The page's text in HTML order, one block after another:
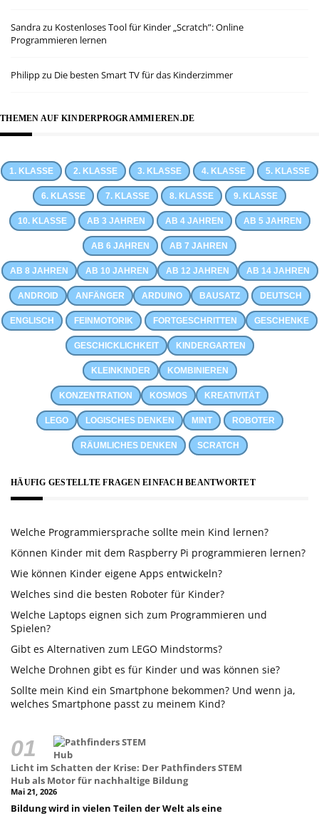
Sandrazu Kostenloses Tool für Kinder „Scratch”: Online
Programmieren lernen
Philippzu Die besten Smart TV für das Kinderzimmer
THEMEN AUF KINDERPROGRAMMIEREN.DE
1. KLASSE 2. KLASSE 3. KLASSE 4. KLASSE 5. KLASSE
6. KLASSE 7. KLASSE 8. KLASSE 9. KLASSE
10. KLASSE AB 3 JAHREN AB 4 JAHREN AB 5 JAHREN
AB 6 JAHREN AB 7 JAHREN
AB 8 JAHREN AB 10 JAHREN AB 12 JAHREN AB 14 JAHREN
ANDROID ANFÄNGER ARDUINO BAUSATZ DEUTSCH
ENGLISCH FEINMOTORIK FORTGESCHRITTEN GESCHENKE
GESCHICKLICHKEIT KINDERGARTEN
KLEINKINDER KOMBINIEREN
KONZENTRATION KOSMOS KREATIVITÄT
LEGO LOGISCHES DENKEN MINT ROBOTER
RÄUMLICHES DENKEN SCRATCH
HÄUFIG GESTELLTE FRAGEN EINFACH BEANTWORTET
Welche Programmiersprache sollte mein Kind lernen?
Können Kinder mit dem Raspberry Pi programmieren lernen?
Wie können Kinder eigene Apps entwickeln?
Welches sind die besten Roboter für Kinder?
Welche Laptops eignen sich zum Programmieren und
Spielen?
Gibt es Alternativen zum LEGO Mindstorms?
Welche Drohnen gibt es für Kinder und was können sie?
Sollte mein Kind ein Smartphone bekommen? Und wenn ja,
welches Smartphone passt zu meinem Kind?
Licht im Schatten der Krise: Der Pathfinders STEM
Hub als Motor für nachhaltige Bildung
Mai 21, 2026
Bildung wird in vielen Teilen der Welt als eine